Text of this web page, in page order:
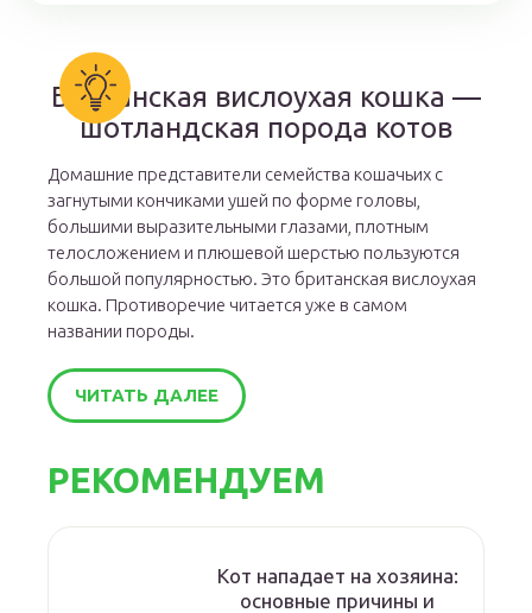
Британская вислоухая кошка —
шотландская порода котов
Домашние представители семейства кошачьих с
загнутыми кончиками ушей по форме головы,
большими выразительными глазами, плотным
телосложением и плюшевой шерстью пользуются
большой популярностью. Это британская вислоухая
кошка. Противоречие читается уже в самом
названии породы.
ЧИТАТЬ ДАЛЕЕ
РЕКОМЕНДУЕМ
Кот нападает на хозяина:
основные причины и